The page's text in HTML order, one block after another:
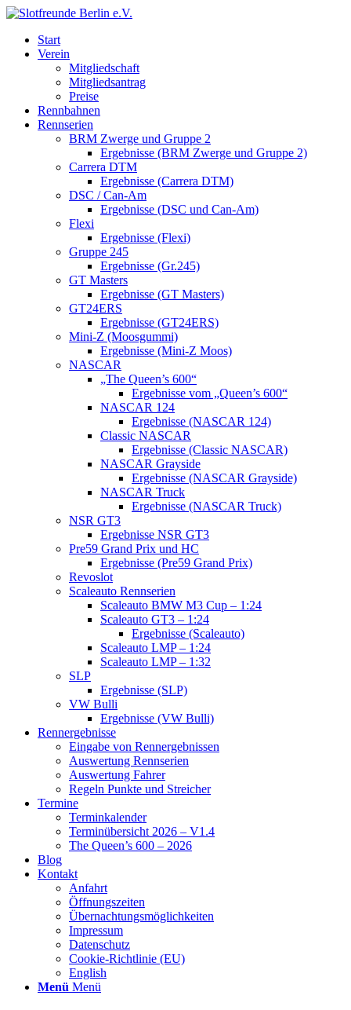
Start
Verein
Mitgliedschaft
Mitgliedsantrag
Preise
Rennbahnen
Rennserien
BRM Zwerge und Gruppe 2
Ergebnisse (BRM Zwerge und Gruppe 2)
Carrera DTM
Ergebnisse (Carrera DTM)
DSC / Can-Am
Ergebnisse (DSC und Can-Am)
Flexi
Ergebnisse (Flexi)
Gruppe 245
Ergebnisse (Gr.245)
GT Masters
Ergebnisse (GT Masters)
GT24ERS
Ergebnisse (GT24ERS)
Mini-Z (Moosgummi)
Ergebnisse (Mini-Z Moos)
NASCAR
„The Queen’s 600“
Ergebnisse vom „Queen’s 600“
NASCAR 124
Ergebnisse (NASCAR 124)
Classic NASCAR
Ergebnisse (Classic NASCAR)
NASCAR Grayside
Ergebnisse (NASCAR Grayside)
NASCAR Truck
Ergebnisse (NASCAR Truck)
NSR GT3
Ergebnisse NSR GT3
Pre59 Grand Prix und HC
Ergebnisse (Pre59 Grand Prix)
Revoslot
Scaleauto Rennserien
Scaleauto BMW M3 Cup – 1:24
Scaleauto GT3 – 1:24
Ergebnisse (Scaleauto)
Scaleauto LMP – 1:24
Scaleauto LMP – 1:32
SLP
Ergebnisse (SLP)
VW Bulli
Ergebnisse (VW Bulli)
Rennergebnisse
Eingabe von Rennergebnissen
Auswertung Rennserien
Auswertung Fahrer
Regeln Punkte und Streicher
Termine
Terminkalender
Terminübersicht 2026 – V1.4
The Queen’s 600 – 2026
Blog
Kontakt
Anfahrt
Öffnungszeiten
Übernachtungsmöglichkeiten
Impressum
Datenschutz
Cookie-Richtlinie (EU)
English
Menü Menü